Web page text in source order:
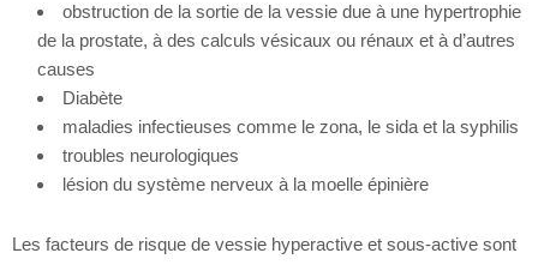
obstruction de la sortie de la vessie due à une hypertrophie
de la prostate, à des calculs vésicaux ou rénaux et à d’autres
causes
Diabète
maladies infectieuses comme le zona, le sida et la syphilis
troubles neurologiques
lésion du système nerveux à la moelle épinière
Les facteurs de risque de vessie hyperactive et sous-active sont